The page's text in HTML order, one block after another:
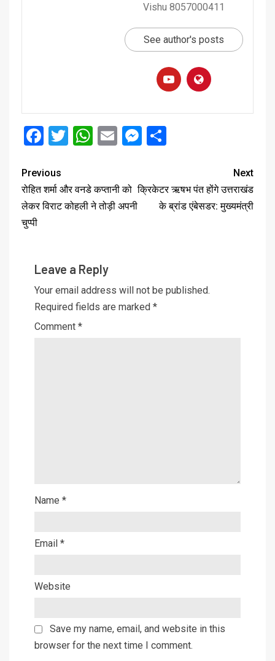
Vishu 8057000411
See author's posts
Facebook
Twitter
WhatsApp
EmailMessenger
Previous
रोहित शर्मा और वनडे कप्तानी को
लेकर विराट कोहली ने तोड़ी अपनी
चुप्पी
Next
क्रिकेटर ऋषभ पंत होंगे उत्तराखंड
के ब्रांड एंबेसडर: मुख्यमंत्री
Leave a Reply
Your email address will not be published.
Required fields are marked *
Comment *
Name *
Email *
Website
Save my name, email, and website in this
browser for the next time I comment.